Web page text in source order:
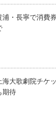
浦・長寧で消費
海大歌劇院チケ
期待